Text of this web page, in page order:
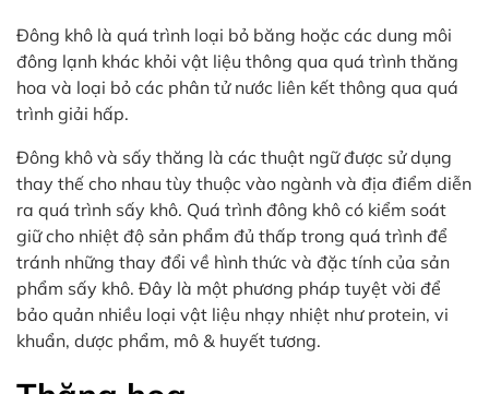
Đông khô là quá trình loại bỏ băng hoặc các dung môi
đông lạnh khác khỏi vật liệu thông qua quá trình thăng
hoa và loại bỏ các phân tử nước liên kết thông qua quá
trình giải hấp.
Đông khô và sấy thăng là các thuật ngữ được sử dụng
thay thế cho nhau tùy thuộc vào ngành và địa điểm diễn
ra quá trình sấy khô. Quá trình đông khô có kiểm soát
giữ cho nhiệt độ sản phẩm đủ thấp trong quá trình để
tránh những thay đổi về hình thức và đặc tính của sản
phẩm sấy khô. Đây là một phương pháp tuyệt vời để
bảo quản nhiều loại vật liệu nhạy nhiệt như protein, vi
khuẩn, dược phẩm, mô & huyết tương.